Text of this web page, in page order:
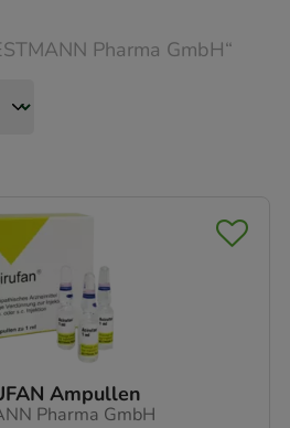
Pharma GmbH“
Ampullen
Pharma GmbH